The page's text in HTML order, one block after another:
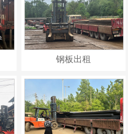
钢板出租